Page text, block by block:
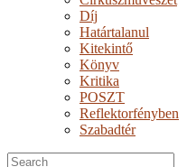
Díj
Határtalanul
Kitekintő
Könyv
Kritika
POSZT
Reflektorfényben
Szabadtér